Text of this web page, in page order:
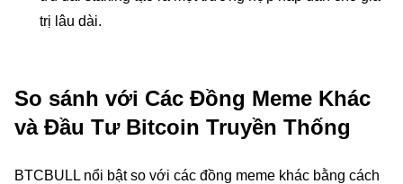
trị lâu dài.
So sánh với Các Đồng Meme Khác
và Đầu Tư Bitcoin Truyền Thống
BTCBULL nổi bật so với các đồng meme khác bằng cách